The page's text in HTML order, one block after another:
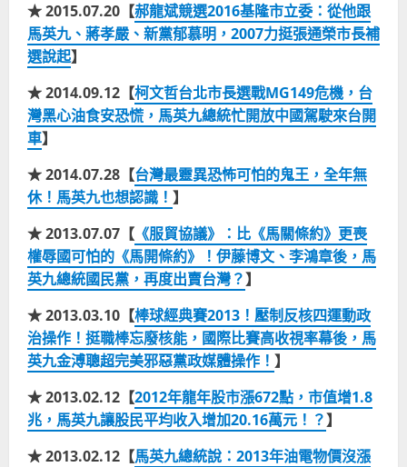
★ 2015.07.20【郝龍斌競選2016基隆市立委：從他跟
馬英九、蔣孝嚴、新黨郁慕明，2007力挺張通榮市長補
選說起】
★ 2014.09.12【柯文哲台北市長選戰MG149危機，台
灣黑心油食安恐慌，馬英九總統忙開放中國駕駛來台開
車】
★ 2014.07.28【台灣最靈異恐怖可怕的鬼王，全年無
休！馬英九也想認識！ 】
★ 2013.07.07【 《服貿協議》：比《馬關條約》更喪
權辱國可怕的《馬開條約》！伊藤博文、李鴻章後，馬
英九總統國民黨，再度出賣台灣？】
★ 2013.03.10【棒球經典賽2013！壓制反核四運動政
治操作！挺職棒忘廢核能，國際比賽高收視率幕後，馬
英九金溥聰超完美邪惡黨政媒體操作！ 】
★ 2013.02.12【2012年龍年股市漲672點，市值增1.8
兆，馬英九讓股民平均收入增加20.16萬元！？】
★ 2013.02.12【馬英九總統說：2013年油電物價沒漲